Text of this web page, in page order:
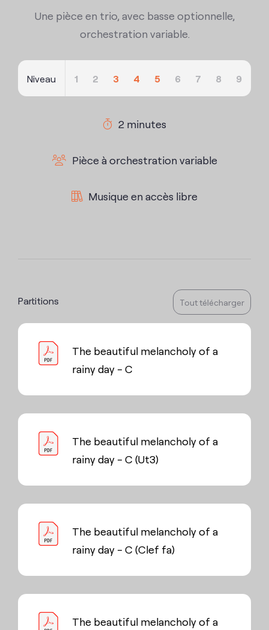
Une pièce en trio, avec basse optionnelle,
orchestration variable.
Niveau 1 2 3 4 5 6 7 8 9
2 minutes
Pièce à orchestration variable
Musique en accès libre
Partitions Tout télécharger
The beautiful melancholy of a
rainy day - C
The beautiful melancholy of a
rainy day - C (Ut3)
The beautiful melancholy of a
rainy day - C (Clef fa)
The beautiful melancholy of a